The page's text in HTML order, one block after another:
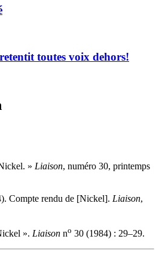
toutes voix dehors!
» Liaison, numéro 30, printemps
Compte rendu de [Nickel]. Liaison,
». Liaison no 30 (1984) : 29–29.